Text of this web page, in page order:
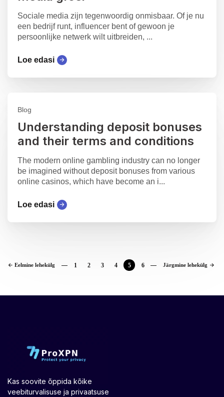
Sociale media zijn tegenwoordig onmisbaar. Of je nu
een bedrijf runt, influencer bent of gewoon je
persoonlijke netwerk wilt uitbreiden, ...
Loe edasi
Blog
Understanding deposit bonuses
and their terms and conditions
The modern online gambling industry can no longer
be imagined without deposit bonuses from various
online casinos, which have become an i...
Loe edasi
Eelmine lehekülg 1 2 3 4 5 6 Järgmine lehekülg
Kas soovite õppida kõike
veebiturvalisuse ja privaatsuse